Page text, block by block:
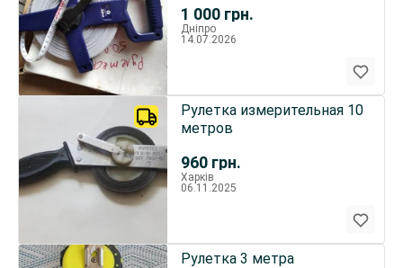
1 000 грн.
Дніпро
14.07.2026
960 грн.
Рулетка измерительная 10
метров
Харків
06.11.2025
Рулетка 3 метра